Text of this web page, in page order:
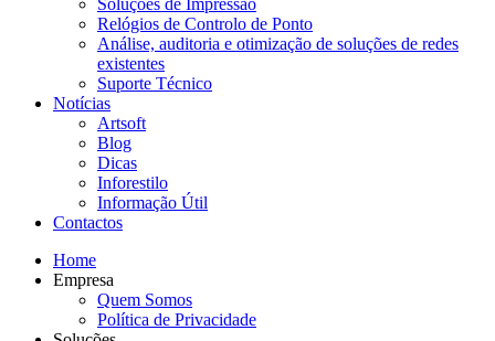
Relógios de Controlo de Ponto
Análise, auditoria e otimização de soluções de redes
existentes
Suporte Técnico
Notícias
Artsoft
Blog
Dicas
Inforestilo
Informação Útil
Contactos
Home
Empresa
Quem Somos
Política de Privacidade